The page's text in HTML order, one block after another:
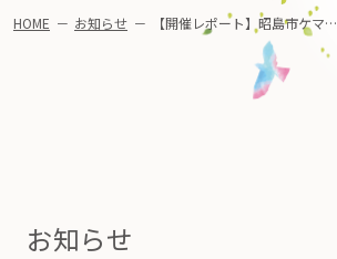
お知らせ
HOME － お知らせ － 【開催レポート】昭島市ケマネージャー部会にて「大人の発達障害」についての講演を行いました。